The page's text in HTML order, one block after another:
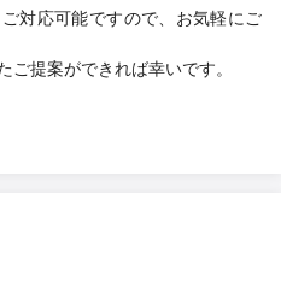
対応可能ですので、お気軽にご
提案ができれば幸いです。